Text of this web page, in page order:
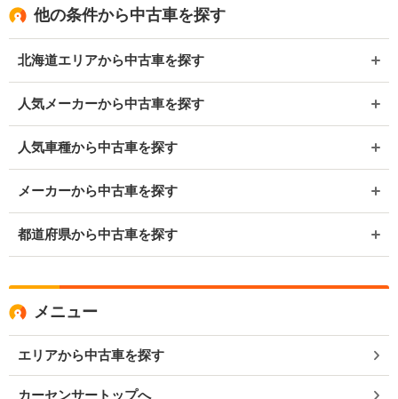
他の条件から中古車を探す
北海道エリアから中古車を探す
人気メーカーから中古車を探す
人気車種から中古車を探す
メーカーから中古車を探す
都道府県から中古車を探す
メニュー
エリアから中古車を探す
カーセンサートップへ